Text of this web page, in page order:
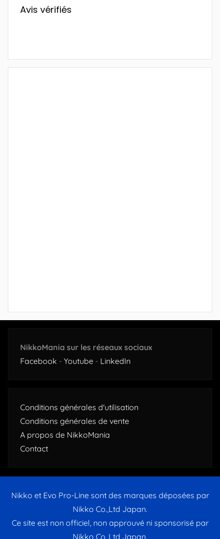
Avis vérifiés
NikkoMania sur les réseaux sociaux
Facebook - Youtube - LinkedIn
Conditions générales d'utilisation
Conditions générales de vente
A propos de NikkoMania
Contact
Nikko et Evo Pro-Line sont des marques déposées par
Nikko Co.,Ltd Japan.
Ce site est non officiel, non approuvé ni sponsorisé par
Nikko Co.,Ltd Japan.